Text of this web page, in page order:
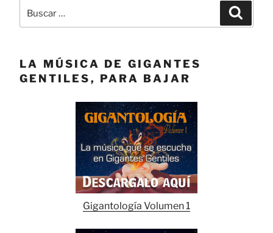
Buscar
LA MÚSICA DE GIGANTES
GENTILES, PARA BAJAR
Gigantología Volumen 1